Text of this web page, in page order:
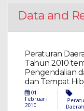
Data and
Peraturan
Tahun 2010
Pengendalian
dan Tempat
01
Februari
2010
Daerah